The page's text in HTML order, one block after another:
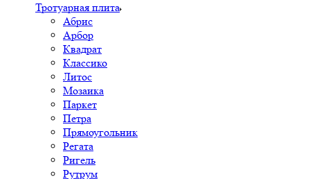
Тротуарная плита
Абрис
Арбор
Квадрат
Классико
Литос
Мозаика
Паркет
Петра
Прямоугольник
Регата
Ригель
Рутрум